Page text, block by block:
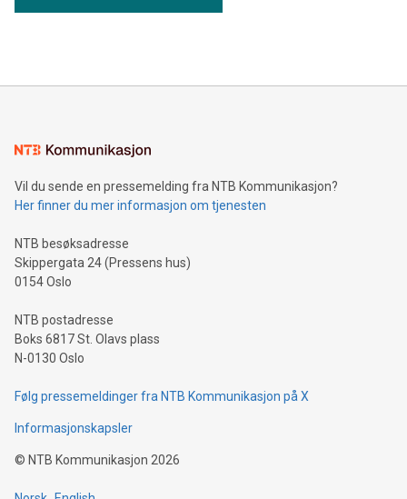
Vil du sende en pressemelding fra NTB Kommunikasjon?
Her finner du mer informasjon om tjenesten
NTB besøksadresse
Skippergata 24 (Pressens hus)
0154 Oslo
NTB postadresse
Boks 6817 St. Olavs plass
N-0130 Oslo
Følg pressemeldinger fra NTB Kommunikasjon på X
Informasjonskapsler
© NTB Kommunikasjon 2026